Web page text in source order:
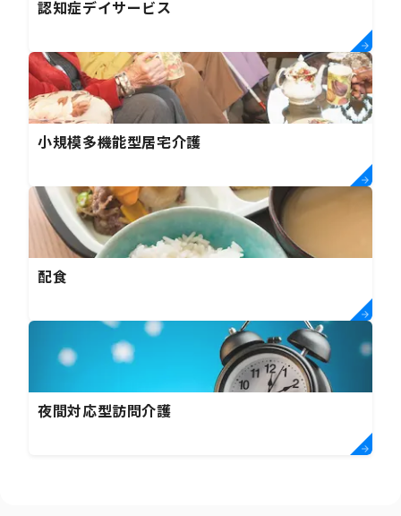
認知症デイサービス
小規模多機能型居宅介護
配食
夜間対応型訪問介護